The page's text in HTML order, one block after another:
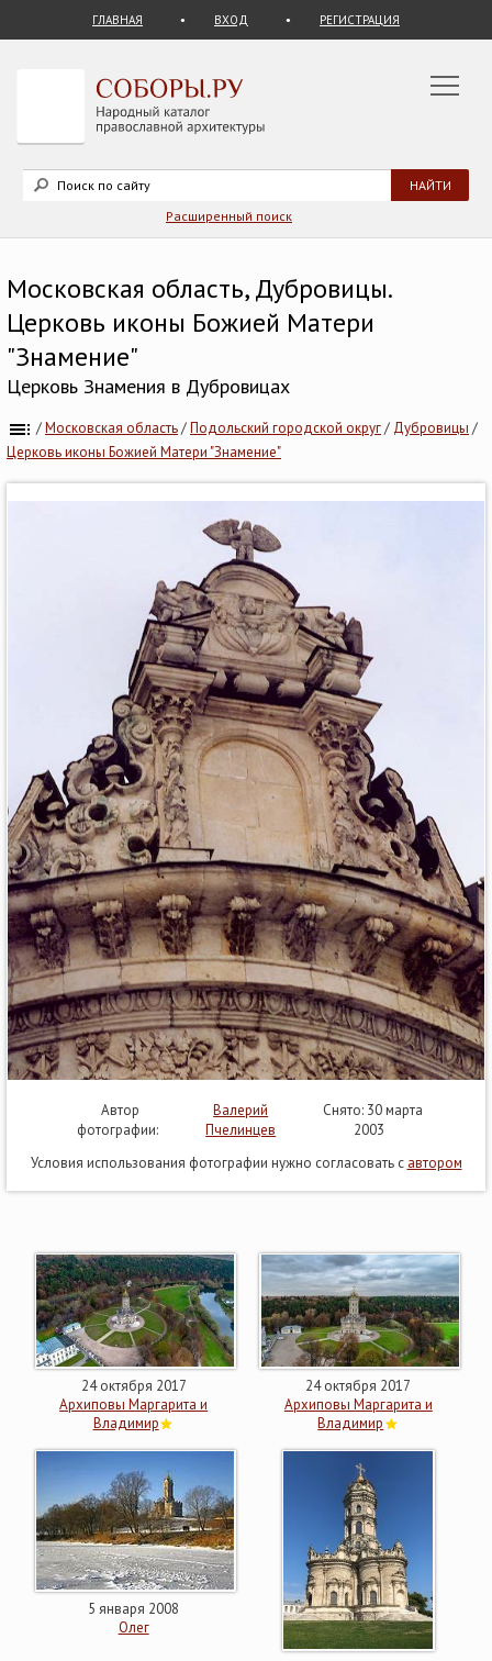
ГЛАВНАЯ ВХОД РЕГИСТРАЦИЯ
Расширенный поиск
Московская область, Дубровицы.
Церковь иконы Божией Матери
"Знамение"
Церковь Знамения в Дубровицах
/Московская область/Подольский городской округ/ Дубровицы /
Церковь иконы Божией Матери "Знамение"
Автор
фотографии:
Валерий
Пчелинцев
Снято: 30 марта
2003
Условия использования фотографии нужно согласовать с автором
24 октября 2017
Архиповы Маргарита и
Владимир
24 октября 2017
Архиповы Маргарита и
Владимир
5 января 2008
Олег